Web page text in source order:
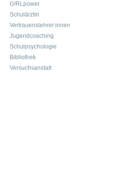
G!RLpower
Schulärztin
Vertrauenslehrer:innen
Jugendcoaching
Schulpsychologie
Bibliothek
Versuchsanstalt